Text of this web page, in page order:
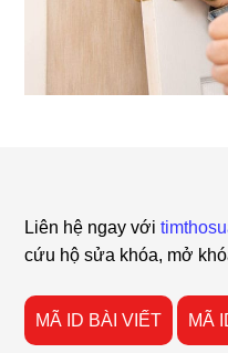
Liên hệ ngay với
cứu hộ sửa khóa, mở
MÃ ID BÀI VIẾT MÃ